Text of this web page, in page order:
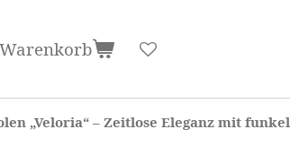
„Veloria“ – Zeitlose Eleganz mit